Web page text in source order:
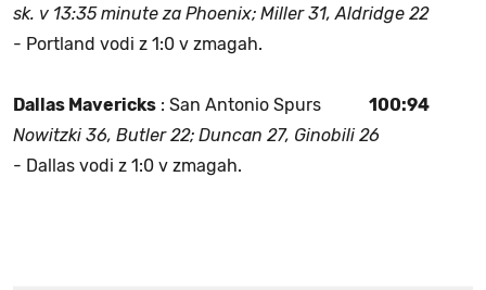
sk. v 13:35 minute za Phoenix; Miller 31, Aldridge 22
- Portland vodi z 1:0 v zmagah.
Dallas Mavericks : San Antonio Spurs 100:94
Nowitzki 36, Butler 22; Duncan 27, Ginobili 26
- Dallas vodi z 1:0 v zmagah.